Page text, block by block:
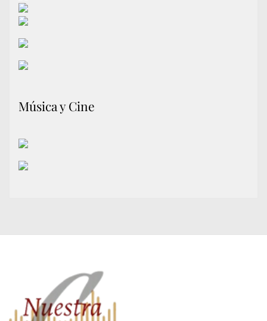
Música y Cine